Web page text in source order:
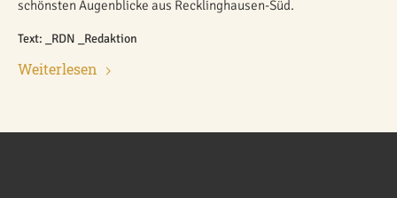
schönsten Augenblicke aus Recklinghausen-Süd.
Text: _RDN _Redaktion
Weiterlesen